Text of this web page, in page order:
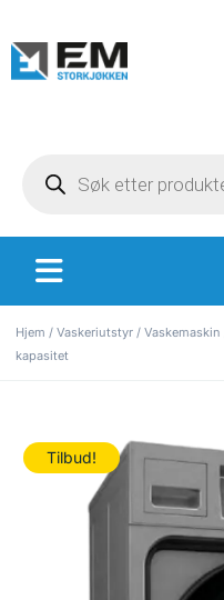
Hjem / Vaskeriutstyr / Vaskemaskin
kapasitet
Tilbud!